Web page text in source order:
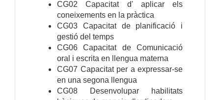
CG02 Capacitat d' aplicar els
coneixements en la pràctica
CG03 Capacitat de planificació i
gestió del temps
CG06 Capacitat de Comunicació
oral i escrita en llengua materna
CG07 Capacitat per a expressar-se
en una segona llengua
CG08 Desenvolupar habilitats